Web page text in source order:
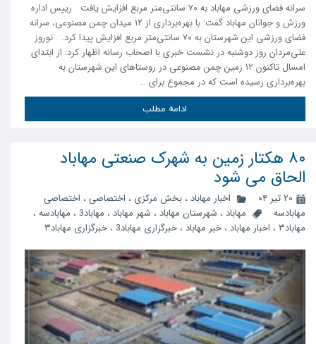
سرانه فضای ورزشی مهاباد به ۷۰ سانتی‌متر مربع افزایش یافت رییس اداره
ورزش و جوانان مهاباد گفت: با بهره‌برداری از ۱۲ میدان چمن مصنوعی، سرانه
فضای ورزشی این شهرستان به ۷۰ سانتی‌متر مربع افزایش پیدا کرد. نوروز
علی‌مردان روز دوشنبه در نشست خبری با اصحاب رسانه اظهار کرد: از ابتدای
امسال تاکنون ۱۲ زمین چمن مصنوعی در روستاهای این شهرستان به
بهره‌برداری رسیده است که در مجموع برای …
ادامه مطلب
۸۰ هکتار زمین به شهرک صنعتی مهاباد
الحاق می شود
۲۰ تیر ۰۴ اخبار مهاباد ، بخش مرکزی ، اختصاصی ، اختصاصی
مهابادسه
مهاباد ، شهرستان مهاباد ، شهر مهاباد ، مهاباد3 ، مهابادسه ،
مهاباد۳
، اخبار مهاباد ، خبر مهاباد ، خبرگزاری مهاباد3 ، خبرگزاری مهاباد۳